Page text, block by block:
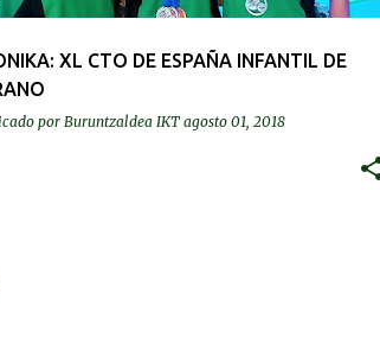
XL CTO DE ESPAÑA INFANTIL DE
porBuruntzaldea IKT agosto 01, 2018